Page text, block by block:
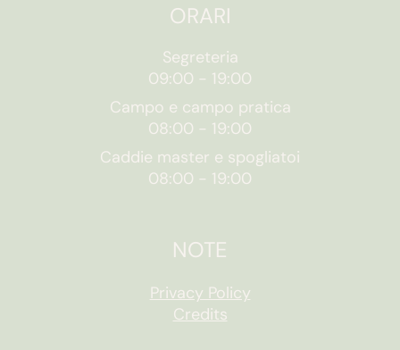
ORARI
Segreteria
09:00 - 19:00
Campo e campo pratica
08:00 - 19:00
Caddie master e spogliatoi
08:00 - 19:00
NOTE
Privacy Policy
Credits